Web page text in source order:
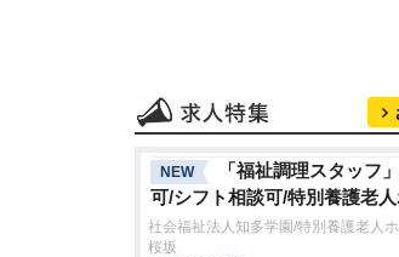
NEW
「福祉調理スタッフ
可/シフト相談可/特別養護老
社会福祉法人知多学園/特別養護老人
桜坂